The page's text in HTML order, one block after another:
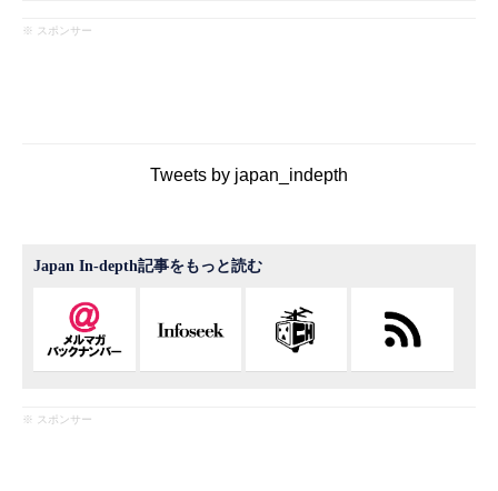
※ スポンサー
Tweets by japan_indepth
Japan In-depth記事をもっと読む
※ スポンサー